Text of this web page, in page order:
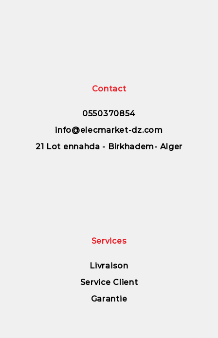
Contact
0550370854
info@elecmarket-dz.com
21 Lot ennahda - Birkhadem- Alger
Services
Livraison
Service Client
Garantie